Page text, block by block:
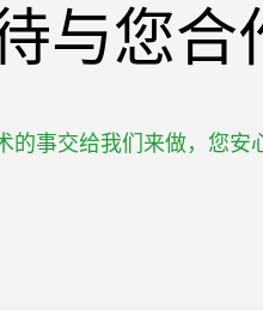
与您合
的事交给我们来做，您安